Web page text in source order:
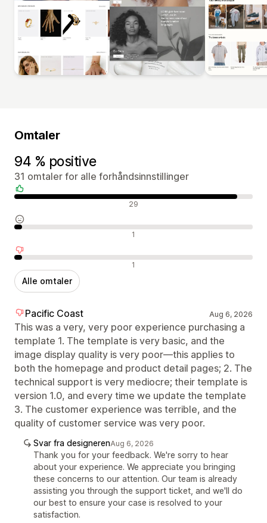
Omtaler
94 % positive
31 omtaler for alle forhåndsinnstillinger
Positive omtaler 29
Nøytrale omtaler 1
Negative omtaler 1
Alle omtaler
Pacific Coast Aug 6, 2026
This was a very, very poor experience purchasing a
template 1. The template is very basic, and the
image display quality is very poor—this applies to
both the homepage and product detail pages; 2. The
technical support is very mediocre; their template is
version 1.0, and every time we update the template
3. The customer experience was terrible, and the
quality of customer service was very poor.
Svar fra designerenAug 6, 2026
Thank you for your feedback. We're sorry to hear
about your experience. We appreciate you bringing
these concerns to our attention. Our team is already
assisting you through the support ticket, and we'll do
our best to ensure your case is resolved to your
satisfaction.